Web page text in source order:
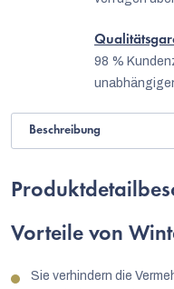
98 %
Beschreibung
Vorteile von
Sie verhindern die